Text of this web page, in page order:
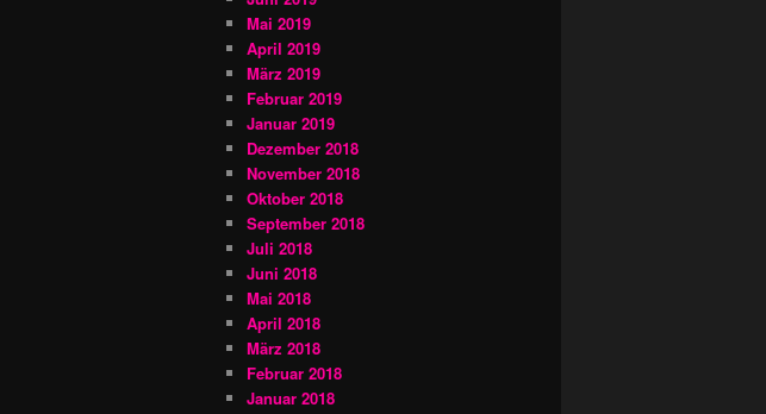
Mai 2019
April 2019
März 2019
Februar 2019
Januar 2019
Dezember 2018
November 2018
Oktober 2018
September 2018
Juli 2018
Juni 2018
Mai 2018
April 2018
März 2018
Februar 2018
Januar 2018